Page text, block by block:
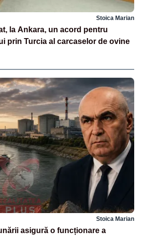
Stoica Marian
la Ankara, un acord pentru
prin Turcia al carcaselor de ovine
Stoica Marian
asigură o funcționare a